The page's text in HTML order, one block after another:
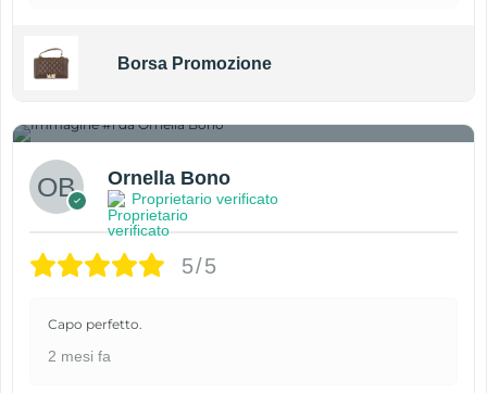
Borsa Promozione
Ornella Bono
Proprietario verificato
5/5
Capo perfetto.
2 mesi fa